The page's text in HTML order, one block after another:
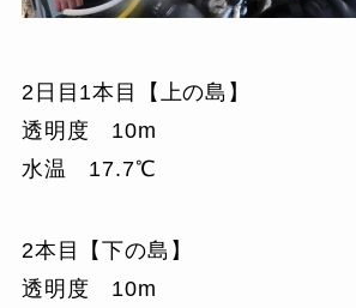
2日目1本目【上の島】
透明度 10m
水温 17.7℃
2本目【下の島】
透明度 10m